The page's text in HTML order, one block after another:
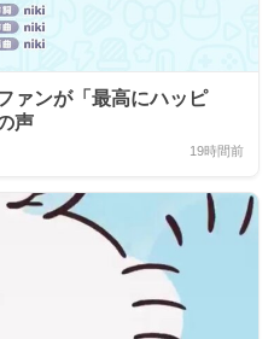
ァンが「最高にハッピ
声
19時間前